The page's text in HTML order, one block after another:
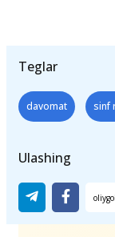
Teglar
davomat
Ulashing